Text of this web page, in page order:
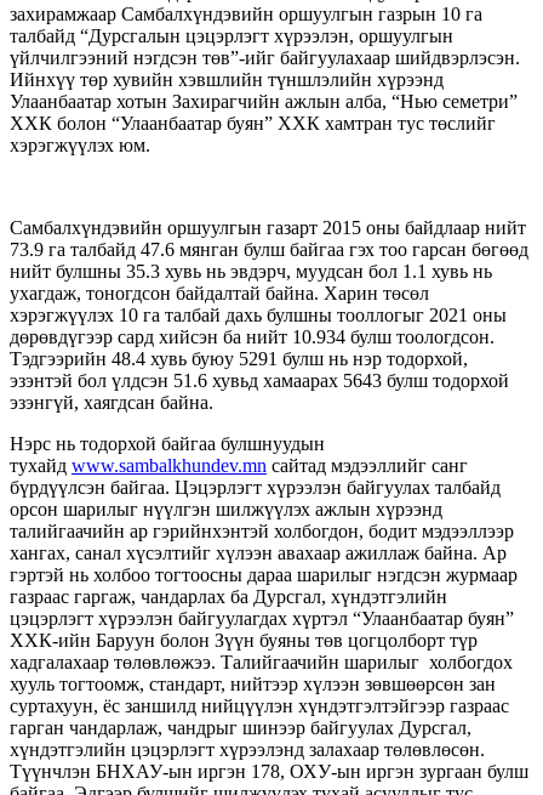
захирамжаар Самбалхүндэвийн оршуулгын газрын 10 га
талбайд “Дурсгалын цэцэрлэгт хүрээлэн, оршуулгын
үйлчилгээний нэгдсэн төв”-ийг байгуулахаар шийдвэрлэсэн.
Ийнхүү төр хувийн хэвшлийн түншлэлийн хүрээнд
Улаанбаатар хотын Захирагчийн ажлын алба, “Нью семетри”
ХХК болон “Улаанбаатар буян” ХХК хамтран тус төслийг
хэрэгжүүлэх юм.
Самбалхүндэвийн оршуулгын газарт 2015 оны байдлаар нийт
73.9 га талбайд 47.6 мянган булш байгаа гэх тоо гарсан бөгөөд
нийт булшны 35.3 хувь нь эвдэрч, муудсан бол 1.1 хувь нь
ухагдаж, тоногдсон байдалтай байна. Харин төсөл
хэрэгжүүлэх 10 га талбай дахь булшны тооллогыг 2021 оны
дөрөвдүгээр сард хийсэн ба нийт 10.934 булш тоологдсон.
Тэдгээрийн 48.4 хувь буюу 5291 булш нь нэр тодорхой,
эзэнтэй бол үлдсэн 51.6 хувьд хамаарах 5643 булш тодорхой
эзэнгүй, хаягдсан байна.
Нэрс нь тодорхой байгаа булшнуудын
тухайд www.sambalkhundev.mn сайтад мэдээллийг санг
бүрдүүлсэн байгаа. Цэцэрлэгт хүрээлэн байгуулах талбайд
орсон шарилыг нүүлгэн шилжүүлэх ажлын хүрээнд
талийгаачийн ар гэрийнхэнтэй холбогдон, бодит мэдээллээр
хангах, санал хүсэлтийг хүлээн авахаар ажиллаж байна. Ар
гэртэй нь холбоо тогтоосны дараа шарилыг нэгдсэн журмаар
газраас гаргаж, чандарлах ба Дурсгал, хүндэтгэлийн
цэцэрлэгт хүрээлэн байгуулагдах хүртэл “Улаанбаатар буян”
ХХК-ийн Баруун болон Зүүн буяны төв цогцолборт түр
хадгалахаар төлөвлөжээ. Талийгаачийн шарилыг холбогдох
хууль тогтоомж, стандарт, нийтээр хүлээн зөвшөөрсөн зан
суртахуун, ёс заншилд нийцүүлэн хүндэтгэлтэйгээр газраас
гарган чандарлаж, чандрыг шинээр байгуулах Дурсгал,
хүндэтгэлийн цэцэрлэгт хүрээлэнд залахаар төлөвлөсөн.
Түүнчлэн БНХАУ-ын иргэн 178, ОХУ-ын иргэн зургаан булш